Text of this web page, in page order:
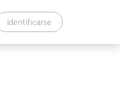
Identificarse